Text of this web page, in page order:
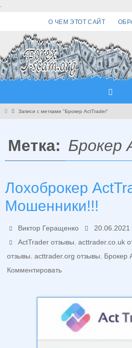
.
О ЧЕМ ЭТОТ САЙТ
Главная
Записи с метками "Брокер ActTrader"
Метка: Брокер
Лохоброкер
Мошенники!!!
Виктор Геращенко 20.06.2021
ActTrader отзывы,acttrader.co.uk
отзывы, acttrader.org отзывы, Брокер
Комментировать